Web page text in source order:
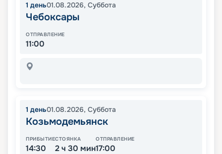
1 день01.08.2026, Суббота
Чебоксары
ОТПРАВЛЕНИЕ
11:00
1 день01.08.2026, Суббота
Козьмодемьянск
ПРИБЫТИЕ
14:30
СТОЯНКА
2 ч 30 мин
ОТПРАВЛЕНИЕ
17:00